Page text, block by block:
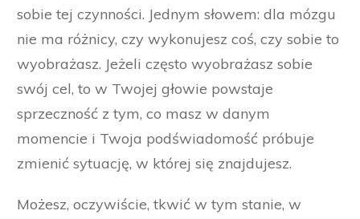
sobie tej czynności. Jednym słowem: dla mózgu
nie ma różnicy, czy wykonujesz coś, czy sobie to
wyobrażasz. Jeżeli często wyobrażasz sobie
swój cel, to w Twojej głowie powstaje
sprzeczność z tym, co masz w danym
momencie i Twoja podświadomość próbuje
zmienić sytuację, w której się znajdujesz.
Możesz, oczywiście, tkwić w tym stanie, w